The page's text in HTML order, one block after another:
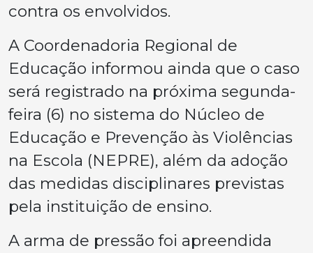
contra os envolvidos.
A Coordenadoria Regional de
Educação informou ainda que o caso
será registrado na próxima segunda-
feira (6) no sistema do Núcleo de
Educação e Prevenção às Violências
na Escola (NEPRE), além da adoção
das medidas disciplinares previstas
pela instituição de ensino.
A arma de pressão foi apreendida